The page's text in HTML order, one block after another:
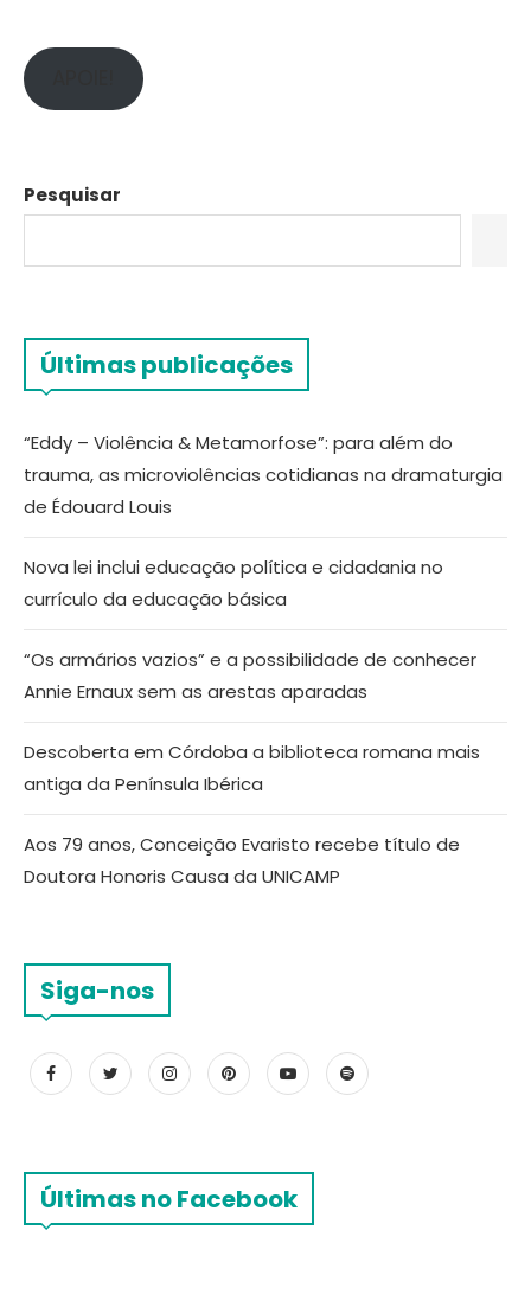
Pesquisar
Últimas publicações
“Eddy – Violência & Metamorfose”: para além do
trauma, as microviolências cotidianas na dramaturgia
de Édouard Louis
Nova lei inclui educação política e cidadania no
currículo da educação básica
“Os armários vazios” e a possibilidade de conhecer
Annie Ernaux sem as arestas aparadas
Descoberta em Córdoba a biblioteca romana mais
antiga da Península Ibérica
Aos 79 anos, Conceição Evaristo recebe título de
Doutora Honoris Causa da UNICAMP
Siga-nos
Últimas no Facebook